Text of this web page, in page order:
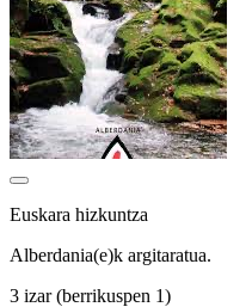
Euskara hizkuntza
Alberdania(e)k argitaratua.
3 izar(berrikuspen 1)